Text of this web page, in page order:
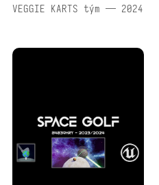
VEGGIE KARTS tým — 2024